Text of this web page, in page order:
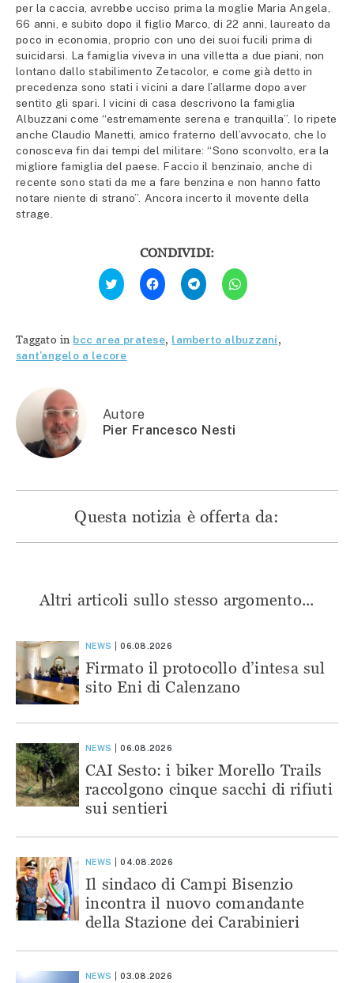
per la caccia, avrebbe ucciso prima la moglie Maria Angela,
66 anni, e subito dopo il figlio Marco, di 22 anni, laureato da
poco in economia, proprio con uno dei suoi fucili prima di
suicidarsi. La famiglia viveva in una villetta a due piani, non
lontano dallo stabilimento Zetacolor, e come già detto in
precedenza sono stati i vicini a dare l’allarme dopo aver
sentito gli spari. I vicini di casa descrivono la famiglia
Albuzzani come “estremamente serena e tranquilla”, lo ripete
anche Claudio Manetti, amico fraterno dell’avvocato, che lo
conosceva fin dai tempi del militare: “Sono sconvolto, era la
migliore famiglia del paese. Faccio il benzinaio, anche di
recente sono stati da me a fare benzina e non hanno fatto
notare niente di strano”. Ancora incerto il movente della
strage.
CONDIVIDI:
Fai
clic
qui
Twitter
(Si
apre
in
Fai
clic
per
condividere
(Si
apre
Fai
clic
per
condividere
(Si
apre
Fai
clic
per
(Si
apre
Taggato in bcc area pratese, lamberto albuzzani,
sant'angelo a lecore
Autore
Pier Francesco Nesti
Questa notizia è offerta da:
Altri articoli sullo stesso argomento...
NEWS 06.08.2026
Firmato il protocollo d’intesa sul
sito Eni di Calenzano
NEWS 06.08.2026
CAI Sesto: i biker Morello Trails
raccolgono cinque sacchi di rifiuti
sui sentieri
NEWS 04.08.2026
Il sindaco di Campi Bisenzio
incontra il nuovo comandante
della Stazione dei Carabinieri
NEWS 03.08.2026